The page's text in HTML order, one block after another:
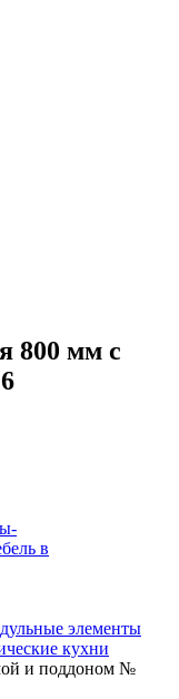
800 мм с
в
элементы
кухни
и поддоном №